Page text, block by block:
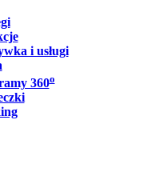
i usługi
360o